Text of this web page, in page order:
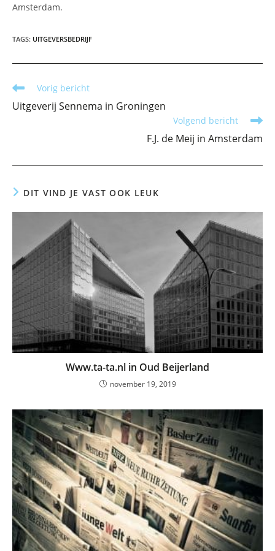
Amsterdam.
TAGS: UITGEVERSBEDRIJF
Lees
artikelen
Vorig bericht
Uitgeverij Sennema in Groningen
Volgend bericht
F.J. de Meij in Amsterdam
DIT VIND JE VAST OOK LEUK
Www.ta-ta.nl in Oud Beijerland
november 19, 2019